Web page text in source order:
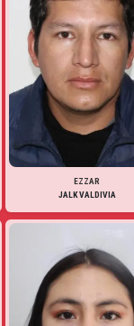
EZZAR
JALK VALDIVIA